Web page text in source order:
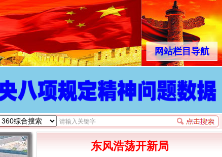
网站栏目导航
东风浩荡开新局